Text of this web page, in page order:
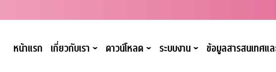
หน้าแรก เกี่ยวกับเรา ˇ ดาวน์โหลด ˇ ระบบงานˇ ข้อมูลสารสนเทศแ